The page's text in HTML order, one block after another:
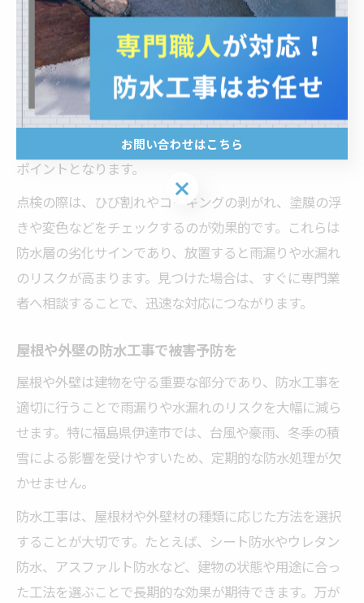
防水工事のトラブルを未然に防ぐためには、日常的な簡
単点検が非常に重要です。例えば、屋根やベランダ、外
壁の目視確認を定期的に行うことで、小さな異変や劣化
の兆候を早期に発見できます。特に福島県伊達市のよう
に四季の変化が大きい地域では、雨や雪によるダメージ
が蓄積しやすいため、点検の習慣化が被害の拡大を防ぐ
ポイントとなります。
点検の際は、ひび割れやコーキングの剥がれ、塗膜の浮
きや変色などをチェックするのが効果的です。これらは
防水層の劣化サインであり、放置すると雨漏りや水漏れ
のリスクが高まります。見つけた場合は、すぐに専門業
者へ相談することで、迅速な対応につながります。
屋根や外壁の防水工事で被害予防を
屋根や外壁は建物を守る重要な部分であり、防水工事を
適切に行うことで雨漏りや水漏れのリスクを大幅に減ら
せます。特に福島県伊達市では、台風や豪雨、冬季の積
雪による影響を受けやすいため、定期的な防水処理が欠
かせません。
防水工事は、屋根材や外壁材の種類に応じた方法を選択
することが大切です。たとえば、シート防水やウレタン
防水、アスファルト防水など、建物の状態や用途に合っ
た工法を選ぶことで長期的な効果が期待できます。万が
お問い合わせはこちら
お問い合わせはこちら